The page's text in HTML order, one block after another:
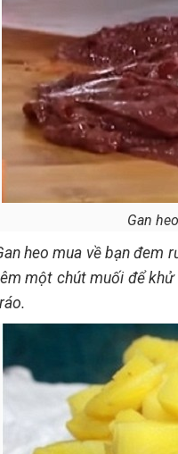
Gan
heo mua về bạn đem
một chút muối để